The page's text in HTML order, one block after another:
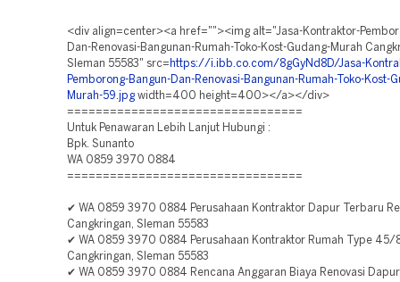
<div align=center><a href=""><img alt="Jasa-Kontraktor-
Dan-Renovasi-Bangunan-Rumah-Toko-Kost-Gudang-Murah
Sleman 55583" src= https://i.ibb.co.com/8gGyNd8D/Jasa-
Pemborong-Bangun-Dan-Renovasi-Bangunan-Rumah-Toko-Kost-
Murah-59.jpgwidth=400 height=400></a></div>
=================================
Untuk Penawaran Lebih Lanjut Hubungi :
Bpk. Sunanto
WA 0859 3970 0884
=================================
✔ WA 0859 3970 0884 Perusahaan Kontraktor Dapur Terbaru
Cangkringan, Sleman 55583
✔ WA 0859 3970 0884 Perusahaan Kontraktor Rumah Type 45/
Cangkringan, Sleman 55583
✔ WA 0859 3970 0884 Rencana Anggaran Biaya Renovasi